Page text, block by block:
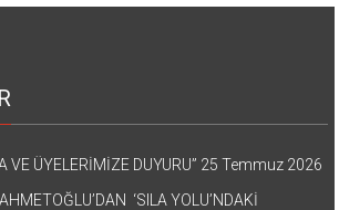
VE ÜYELERİMİZE DUYURU” 25 Temmuz 2026
‘SILA YOLU’NDAKİ